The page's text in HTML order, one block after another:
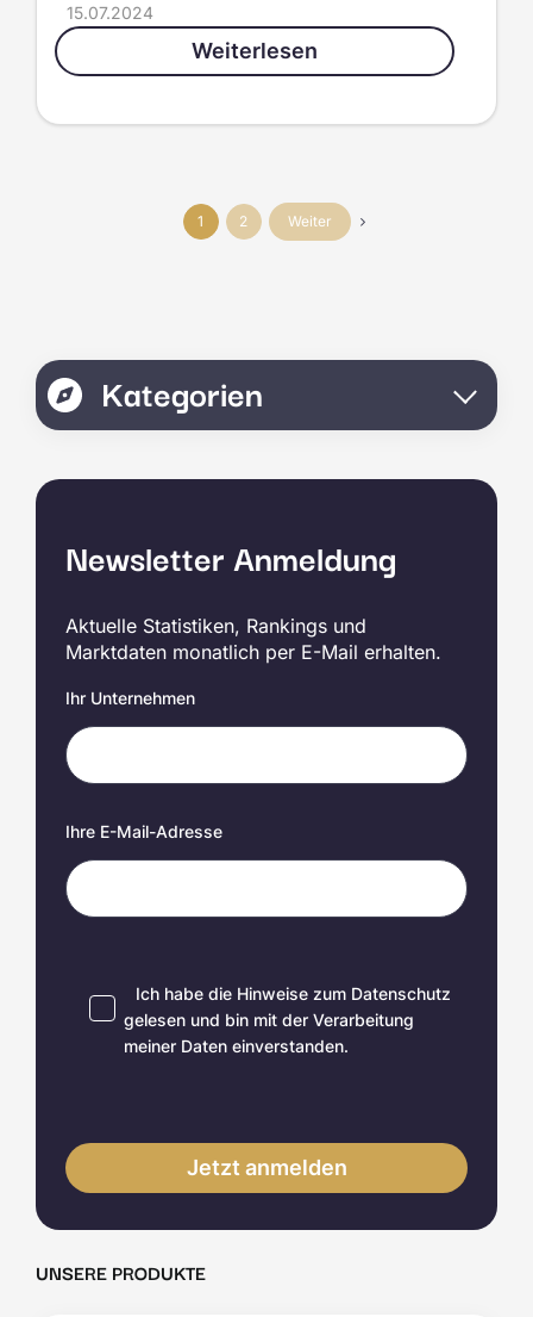
15.07.2024
Weiterlesen
1 2 Weiter
Kategorien
Newsletter Anmeldung
Aktuelle Statistiken, Rankings und
Marktdaten monatlich per E-Mail erhalten.
Ihr Unternehmen
Ihre E-Mail-Adresse
Ich habe die Hinweise zum Datenschutz
gelesen und bin mit der Verarbeitung
meiner Daten einverstanden.
UNSERE PRODUKTE